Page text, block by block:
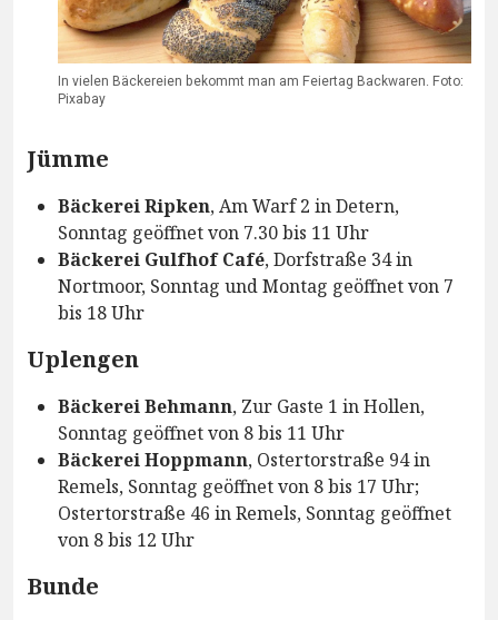
In vielen Bäckereien bekommt man am Feiertag Backwaren. Foto:
Pixabay
Jümme
Bäckerei Ripken, Am Warf 2 in Detern,
Sonntag geöffnet von 7.30 bis 11 Uhr
Bäckerei Gulfhof Café, Dorfstraße 34 in
Nortmoor, Sonntag und Montag geöffnet von 7
bis 18 Uhr
Uplengen
Bäckerei Behmann, Zur Gaste 1 in Hollen,
Sonntag geöffnet von 8 bis 11 Uhr
Bäckerei Hoppmann, Ostertorstraße 94 in
Remels, Sonntag geöffnet von 8 bis 17 Uhr;
Ostertorstraße 46 in Remels, Sonntag geöffnet
von 8 bis 12 Uhr
Bunde